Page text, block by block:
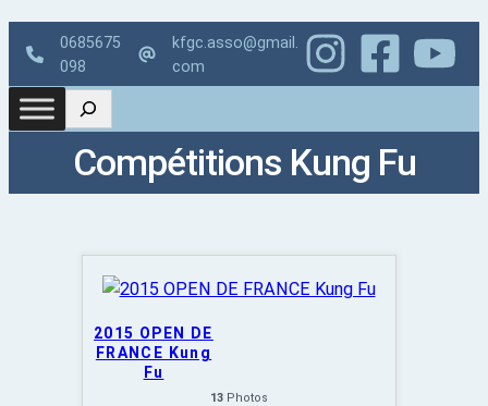
0685675
098
kfgc.asso@gmail.
com
Compétitions Kung Fu
2015 OPEN DE
FRANCE Kung
Fu
13Photos